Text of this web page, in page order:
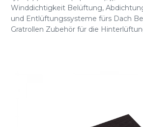
Winddichtigkeit Belüftung,
und Entlüftungssysteme fürs Dach
Gratrollen Zubehör für die